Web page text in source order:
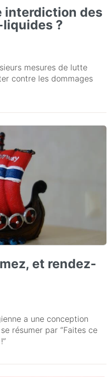
interdiction des
liquides ?
mesures de lutte
contre les dommages
et rendez-
a une conception
résumer par “Faites ce